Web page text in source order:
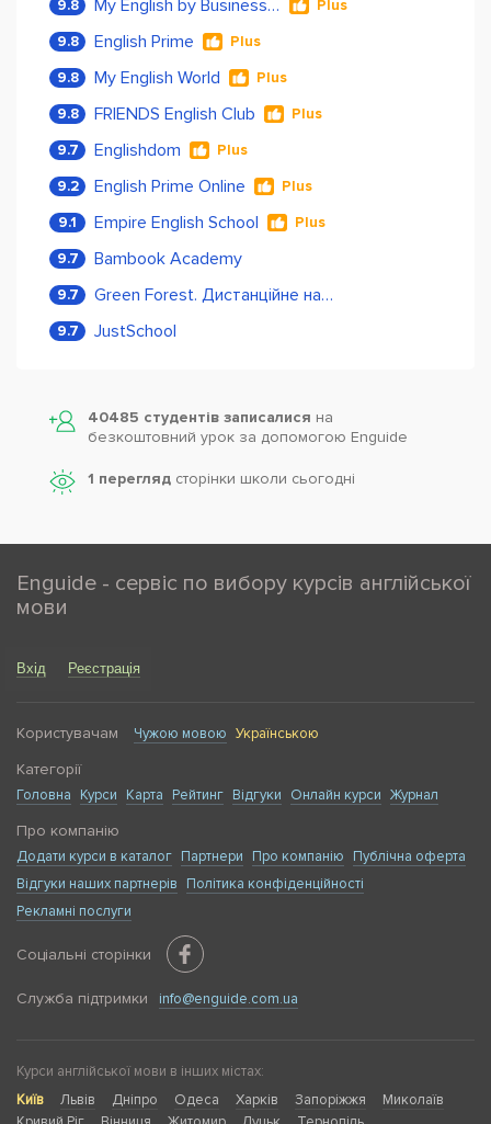
9.8 My English by Business Language Plus
9.8 English Prime Plus
9.8 My English World Plus
9.8 FRIENDS English Club Plus
9.7 Englishdom Plus
9.2 English Prime Online Plus
9.1 Empire English School Plus
9.7 Bambook Academy
9.7 Green Forest. Дистанційне навчання
9.7 JustSchool
40485 студентів записалися на
безкоштовний урок за допомогою Enguide
1 перегляд сторінки школи cьогодні
Enguide - сервіс по вибору курсів англійської
мови
Вхід Реєстрація
Користувачам Чужою мовою Українською
Категорії
Головна Курси Карта Рейтинг Відгуки Онлайн курси Журнал
Про компанію
Додати курси в каталог Партнери Про компанію
Публічна оферта
Відгуки наших партнерів
Політика конфіденційності
Рекламні послуги
Соціальні сторінки
Служба підтримки info@enguide.com.ua
Курси англійської мови в інших містах:
Київ
Львів Дніпро Одеса Харків Запоріжжя
Миколаїв